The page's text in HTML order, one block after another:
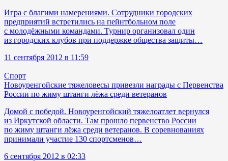
Игра с благими намерениями. Сотрудники городских
предприятий встретились на пейнтбольном поле
с молодёжными командами. Турнир организовал один
из городских клубов при поддержке общества защиты…
11 сентября 2012 в 11:59
Спорт
Новоуренгойские тяжеловесы привезли награды с Первенства
России по жиму штанги лёжа среди ветеранов
Домой с победой. Новоуренгойский тяжелоатлет вернулся
из Иркутской области. Там прошло первенство России
по жиму штанги лёжа среди ветеранов. В соревнованиях
принимали участие 130 спортсменов…
6 сентября 2012 в 02:33